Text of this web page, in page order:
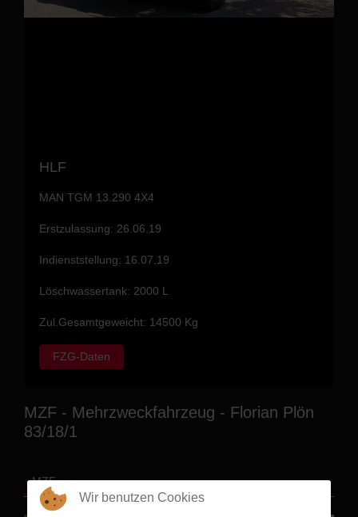
HLF
MAN TGM 13.290 4X4
Erstzulassung: 26.06.19
Indienststellung: 16.07.19
Löschwassertank: 2000 L
Zul.Gesamtgeweicht: 14500 Kg
FZG-Daten
MZF - Mehrzweckfahrzeug - Florian Plön
83/18/1
MZF
Wir benutzen Cookies